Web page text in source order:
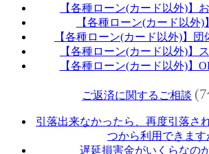
【各種ローン(カード以外)】
【各種ローン(カード以外)
【各種ローン(カード以外)】
【各種ローン(カード以外)】
【各種ローン(カード以外)】
ご返済に関するご相談
引落出来なかったら、再度引落さ
つから利用できます
遅延損害金がいくらなの